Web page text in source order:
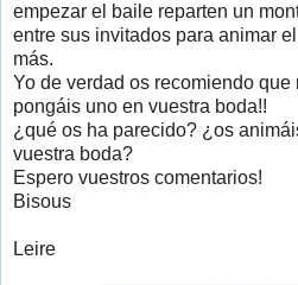
empezar el baile reparten un
entre sus invitados para animar
más.
Yo de verdad os recomiendo
pongáis uno en vuestra boda!!
¿qué os ha parecido? ¿os
vuestra boda?
Espero vuestros comentarios!
Bisous
Leire